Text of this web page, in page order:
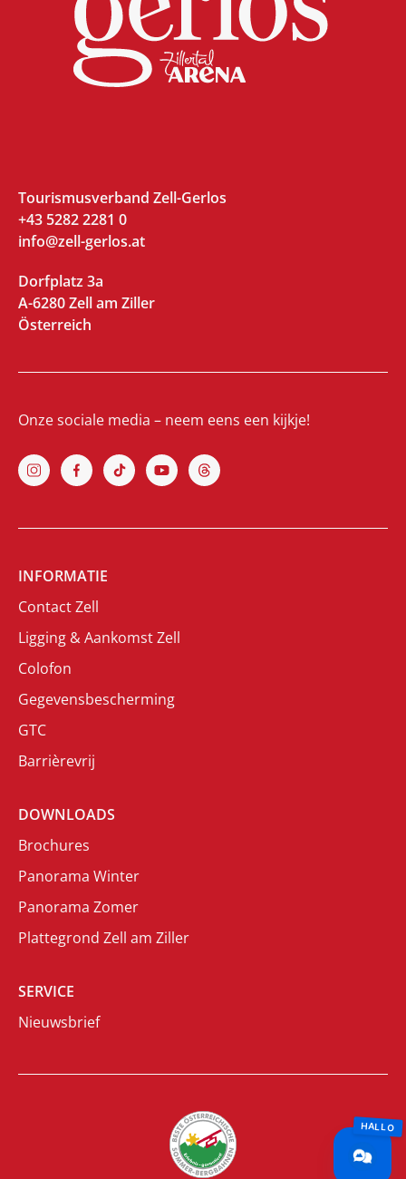
Tourismusverband Zell-Gerlos
+43 5282 2281 0
info@zell-gerlos.at
Dorfplatz 3a
A-6280 Zell am Ziller
Österreich
Onze sociale media – neem eens een kijkje!
INFORMATIE
Contact Zell
Ligging & Aankomst Zell
Colofon
Gegevensbescherming
GTC
Barrièrevrij
DOWNLOADS
Brochures
Panorama Winter
Panorama Zomer
Plattegrond Zell am Ziller
SERVICE
Nieuwsbrief